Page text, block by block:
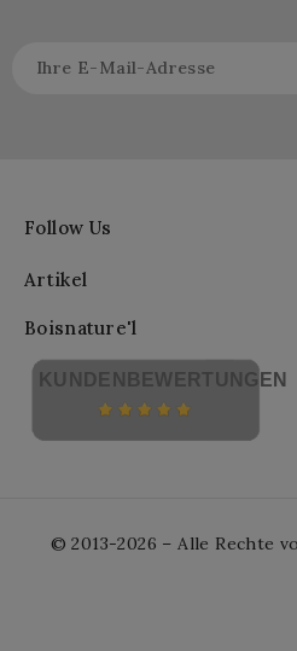
Follow Us
Artikel
Boisnature'l
KUNDENBEWERTUNGEN
© 2013-2026 – Alle Rechte